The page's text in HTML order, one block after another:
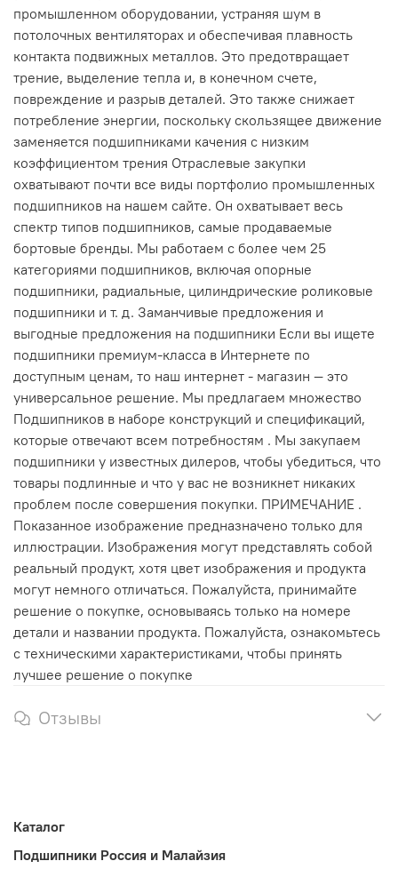
промышленном оборудовании, устраняя шум в
потолочных вентиляторах и обеспечивая плавность
контакта подвижных металлов. Это предотвращает
трение, выделение тепла и, в конечном счете,
повреждение и разрыв деталей. Это также снижает
потребление энергии, поскольку скользящее движение
заменяется подшипниками качения с низким
коэффициентом трения Отраслевые закупки
охватывают почти все виды портфолио промышленных
подшипников на нашем сайте. Он охватывает весь
спектр типов подшипников, самые продаваемые
бортовые бренды. Мы работаем с более чем 25
категориями подшипников, включая опорные
подшипники, радиальные, цилиндрические роликовые
подшипники и т. д. Заманчивые предложения и
выгодные предложения на подшипники Если вы ищете
подшипники премиум-класса в Интернете по
доступным ценам, то наш интернет - магазин — это
универсальное решение. Мы предлагаем множество
Подшипников в наборе конструкций и спецификаций,
которые отвечают всем потребностям . Мы закупаем
подшипники у известных дилеров, чтобы убедиться, что
товары подлинные и что у вас не возникнет никаких
проблем после совершения покупки. ПРИМЕЧАНИЕ .
Показанное изображение предназначено только для
иллюстрации. Изображения могут представлять собой
реальный продукт, хотя цвет изображения и продукта
могут немного отличаться. Пожалуйста, принимайте
решение о покупке, основываясь только на номере
детали и названии продукта. Пожалуйста, ознакомьтесь
с техническими характеристиками, чтобы принять
лучшее решение о покупке
Отзывы
Каталог
Подшипники Россия и Малайзия